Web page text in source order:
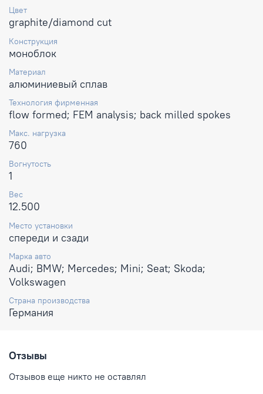
Цвет
graphite/diamond cut
Конструкция
моноблок
Материал
алюминиевый сплав
Технология фирменная
flow formed; FEM analysis; back milled spokes
Макс. нагрузка
760
Вогнутость
1
Вес
12.500
Место установки
спереди и сзади
Марка авто
Audi; BMW; Mercedes; Mini; Seat; Skoda;
Volkswagen
Страна производства
Германия
Отзывы
Отзывов еще никто не оставлял